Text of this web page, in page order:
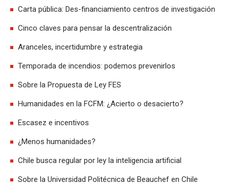
Sobre la Universidad Politécnica de Beauchef en Chile
Chile busca regular por ley la inteligencia artificial
¿Menos humanidades?
Escasez e incentivos
Humanidades en la FCFM: ¿Acierto o desacierto?
Sobre la Propuesta de Ley FES
Temporada de incendios: podemos prevenirlos
Aranceles, incertidumbre y estrategia
Cinco claves para pensar la descentralización
Carta pública: Des-financiamiento centros de investigación